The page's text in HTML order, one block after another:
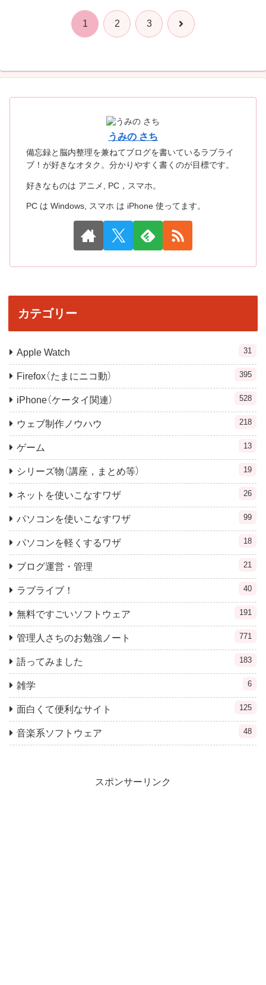
1 2 3 次
うみの さち
備忘録と脳内整理を兼ねてブログを書いているラブライ
ブ！が好きなオタク。分かりやすく書くのが目標です。
好きなものは アニメ, PC，スマホ。
PC は Windows, スマホ は iPhone 使ってます。
カテゴリー
Apple Watch 31
Firefox（たまにニコ動） 395
iPhone（ケータイ関連） 528
ウェブ制作ノウハウ 218
ゲーム 13
シリーズ物（講座，まとめ等） 19
ネットを使いこなすワザ 26
パソコンを使いこなすワザ 99
パソコンを軽くするワザ 18
ブログ運営・管理 21
ラブライブ！ 40
無料ですごいソフトウェア 191
管理人さちのお勉強ノート 771
語ってみました 183
雑学 6
面白くて便利なサイト 125
音楽系ソフトウェア 48
スポンサーリンク